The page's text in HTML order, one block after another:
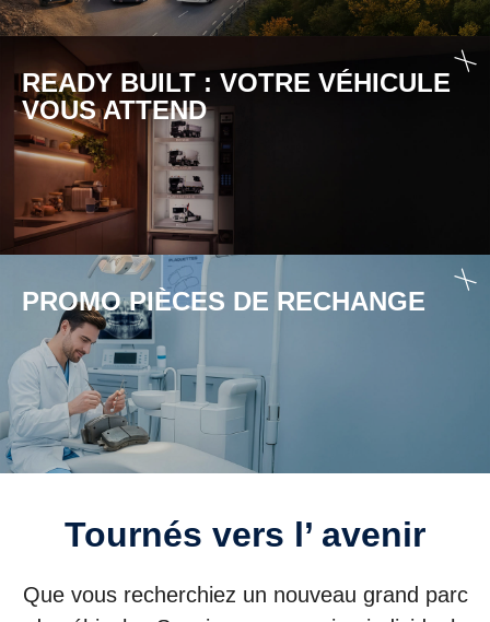
READY BUILT : VOTRE VÉHICULE
VOUS ATTEND
PROMO PIÈCES DE RECHANGE
Tournés vers l’ avenir
Que vous recherchiez un nouveau grand parc